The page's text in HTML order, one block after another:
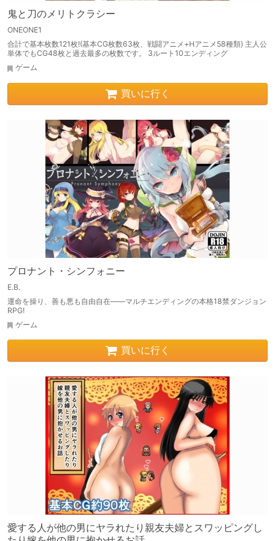
鬼と刀のメリトクラシー
ONEONE1
合計で基本枚数121枚!(基本CG枚数63枚、戦闘アニメ+Hアニメ58種類) 主人公
単体でもCG48枚と過去最多の枚数です。 3ルート10エンディング
ゲーム
買いに行く
プロナント・シンフォニー
E.B.
運命を操り、善も悪も自由自在――マルチエンディングの本格18禁ダンジョン
RPG!
ゲーム
買いに行く
愛する人が他の男にヤラれたり親友夫婦とスワッピングし